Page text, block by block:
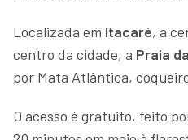
Localizada em Itacaré, a
centro da cidade, a Praia
por Mata Atlântica,
O acesso é gratuito, feito